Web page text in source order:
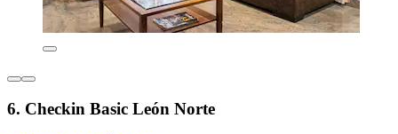
6. Checkin Basic León Norte